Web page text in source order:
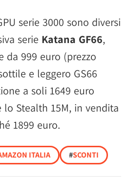
serie 3000 sono diversi
serie Katana GF66,
da 999 euro (prezzo
e leggero GS66
a soli 1649 euro
lo Stealth 15M, in vendita
1899 euro.
ITALIA #SCONTI